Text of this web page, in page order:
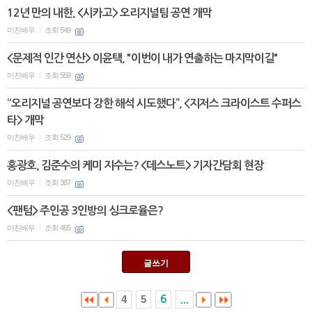
12년 만의 내한, <시카고> 오리지널팀 공연 개막
미친배우 조회 549
<문제적 인간 연산> 이윤택, "이번이 내가 연출하는 마지막이길"
미친배우 조회 559
“오리지널 공연보다 강한 해석 시도했다”, <지저스 크라이스트 수퍼스
타> 개막
미친배우 조회 529
홍광호, 김준수의 케미 지수는? <데스노트> 기자간담회 현장
미친배우 조회 387
<팬텀> 주인공 3인방의 싱크로율은?
미친배우 조회 465
글쓰기
4 5 6